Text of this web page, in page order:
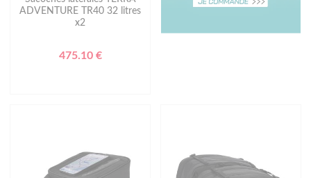
ADVENTURE TR40 32 litres
x2
475.10 €